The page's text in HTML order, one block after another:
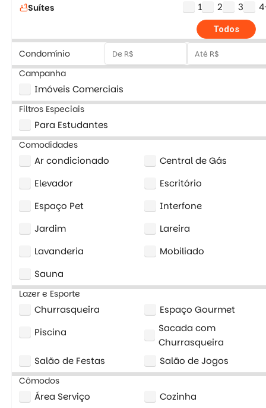
bathtubSuítes 1 2 3
Todos
Condomínio
Campanha
Imóveis Comerciais
Filtros Especiais
Para Estudantes
Comodidades
Ar condicionado
Central de Gás
Elevador
Escritório
Espaço Pet
Interfone
Jardim
Lareira
Lavanderia
Mobiliado
Sauna
Lazer e Esporte
Churrasqueira
Espaço Gourmet
Piscina
Sacada com
Churrasqueira
Salão de Festas
Salão de Jogos
Cômodos
Área Serviço
Cozinha